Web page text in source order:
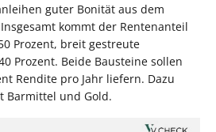
guter Bonität aus dem
kommt der Rentenanteil
Prozent, breit gestreute
Prozent. Beide Bausteine sollen
Rendite pro Jahr liefern. Dazu
Barmittel und Gold.